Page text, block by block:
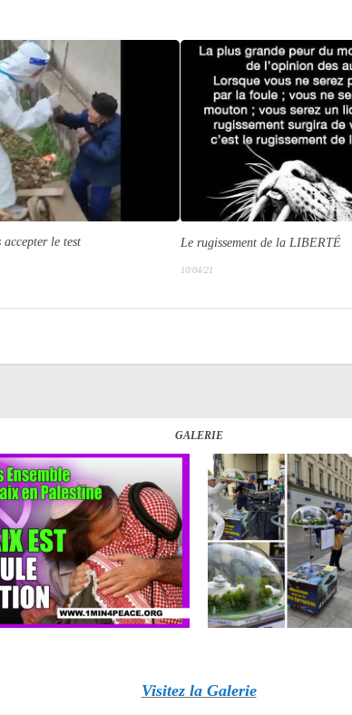
le test Le rugissement de la LIBERTÉ
10/04/21
GALERIE
Visitez la Galerie